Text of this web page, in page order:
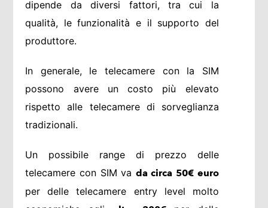
dipende da diversi fattori, tra cui la
qualità, le funzionalità e il supporto del
produttore.
In generale, le telecamere con la SIM
possono avere un costo più elevato
rispetto alle telecamere di sorveglianza
tradizionali.
Un possibile range di prezzo delle
telecamere con SIM va da circa 50€ euro
per delle telecamere entry level molto